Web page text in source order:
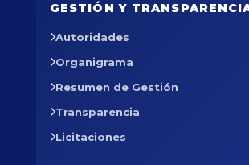
GESTIÓN Y
Autoridades
Organigrama
Resumen de Gestión
Transparencia
Licitaciones